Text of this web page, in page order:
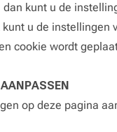
kunt u de
u de instellingen
cookie wordt
op deze pagina